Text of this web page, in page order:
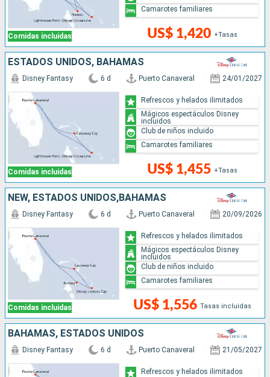
Comidas incluidas US$ 1,420 +Tasas
Camarotes familiares
ESTADOS UNIDOS, BAHAMAS
Comidas incluidas
Disney Fantasy 6 d Puerto Canaveral 24/01/2027
US$ 1,455 +Tasas
Refrescos y helados ilimitados
Mágicos espectáculos Disney
incluidos
Club de niños incluido
Camarotes familiares
NEW, ESTADOS UNIDOS,BAHAMAS
Comidas incluidas
Disney Fantasy 6 d Puerto Canaveral 20/09/2026
US$ 1,556 Tasas incluidas
Refrescos y helados ilimitados
Mágicos espectáculos Disney
incluidos
Club de niños incluido
Camarotes familiares
BAHAMAS, ESTADOS UNIDOS
Disney Fantasy 6 d Puerto Canaveral 21/05/2027
Refrescos y helados ilimitados